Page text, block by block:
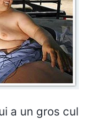
a un gros cul